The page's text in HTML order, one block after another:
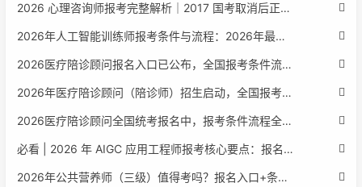
2026 心理咨询师报考完整解析｜2017 国考取消后正规报考标准、流程避坑指南
2026年人工智能训练师报考条件与流程：2026年最新官方要求全面解读
2026医疗陪诊顾问报名入口已公布，全国报考条件流程政策全解析
2026年医疗陪诊顾问（陪诊师）招生启动，全国报考指南附报名官网
2026医疗陪诊顾问全国统考报名中，报考条件流程全攻略附报名入口
必看 | 2026 年 AIGC 应用工程师报考核心要点：报名费用、官网可查、行业认可度、补考规则全盘点
2026年公共营养师（三级）值得考吗？报名入口+条件+证书用途